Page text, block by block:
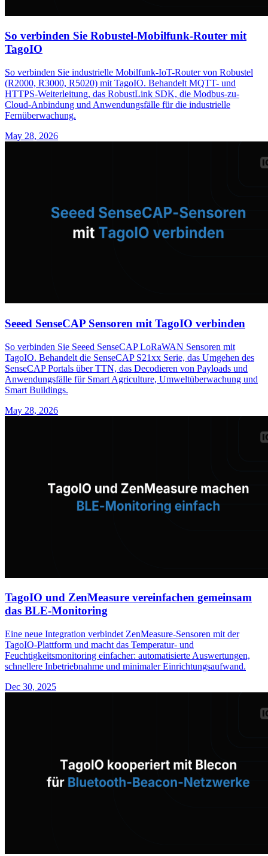
So verbinden Sie Robustel-Mobilfunk-Router mit
TagoIO
So verbinden Sie industrielle Mobilfunk-IoT-Router von Robustel
(R2000, R3000, R5020) mit TagoIO. Behandelt MQTT- und
HTTPS-Weiterleitung, das RobustLink SDK, die Modbus-zu-
Cloud-Anbindung und Anwendungsfälle für die industrielle
Fernüberwachung.
May 28, 2026
Seeed SenseCAP Sensoren mit TagoIO verbinden
So verbinden Sie Seeed SenseCAP LoRaWAN Sensoren mit
TagoIO. Behandelt die SenseCAP S21xx Serie, das Umgehen des
SenseCAP Portals über TTN, das Decodieren von Payloads und
Anwendungsfälle für Smart Agriculture, Umweltüberwachung und
Smart Buildings.
May 28, 2026
TagoIO und ZenMeasure vereinfachen gemeinsam
das BLE-Monitoring
Eine neue Integration verbindet ZenMeasure-Sensoren mit der
TagoIO-Plattform und macht das Temperatur- und
Feuchtigkeitsmonitoring einfacher: automatisierte Auswertungen,
schnellere Inbetriebnahme und minimaler Einrichtungsaufwand.
Dec 30, 2025